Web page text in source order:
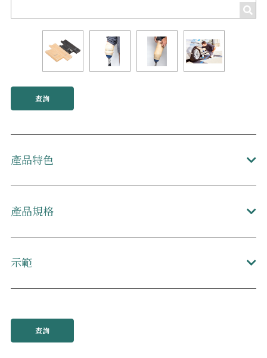
查詢
產品特色
產品規格
示範
查詢